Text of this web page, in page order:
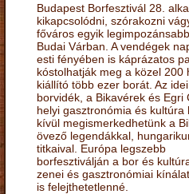
Budapest Borfesztivál 28.
kikapcsolódni, szórakozni
főváros egyik
Budai Várban. A vendégek
esti fényében is káprázatos
kóstolhatják meg a közel 200
kiállító több ezer borát. Az
borvidék, a Bikavérek és Egri
helyi gasztronómia és kultúra
kívül megismerkedhetünk a
övező legendákkal,
titkaival. Európa legszebb
borfesztiválján a bor és
zenei és gasztronómiai
is felejthetetlenné.